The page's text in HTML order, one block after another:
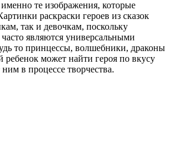
те изображения, которые
раскраски героев из сказок
так и девочкам, поскольку
являются универсальными
то принцессы, волшебники, драконы
может найти героя по вкусу
в процессе творчества.